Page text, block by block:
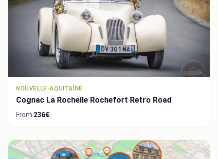
NOUVELLE-AQUITAINE
Cognac La Rochelle Rochefort Retro Road
From 236€